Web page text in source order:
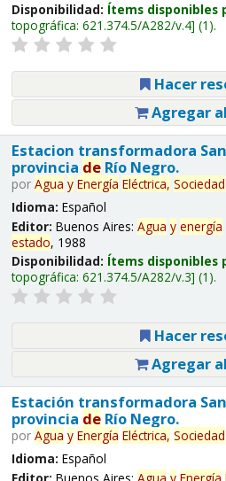
Disponibilidad: Ítems disponibles
topográfica: 621.374.5/A282/v.4 (1).
Hacer
Agregar
Estacion transformadora
provincia deRío Negro.
por Agua y Energía Eléctrica, Sociedad
Idioma: Español
Editor: Buenos Aires: Agua y energía
estado, 1988
Disponibilidad: Ítems disponibles
topográfica: 621.374.5/A282/v.3 (1).
Hacer
Agregar
Estación transformadora
provincia deRío Negro.
por Agua y Energía Eléctrica, Sociedad
Idioma: Español
Editor: Buenos Aires: Agua y Energía